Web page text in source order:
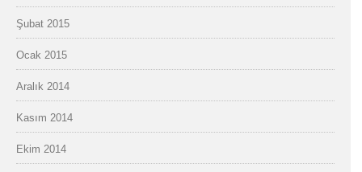
Şubat 2015
Ocak 2015
Aralık 2014
Kasım 2014
Ekim 2014